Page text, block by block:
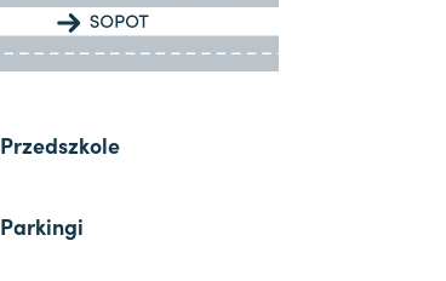
Przedszkole
Parkingi